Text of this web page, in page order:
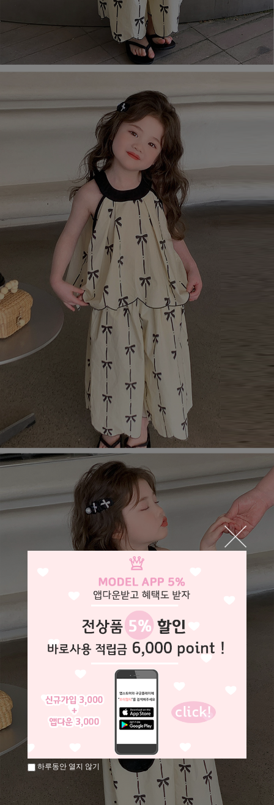
하루동안 열지 않기